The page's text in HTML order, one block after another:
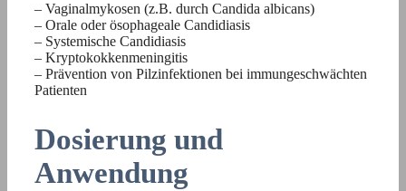
– Vaginalmykosen (z.B. durch Candida albicans)
– Orale oder ösophageale Candidiasis
– Systemische Candidiasis
– Kryptokokkenmeningitis
– Prävention von Pilzinfektionen bei immungeschwächten
Patienten
Dosierung und
Anwendung